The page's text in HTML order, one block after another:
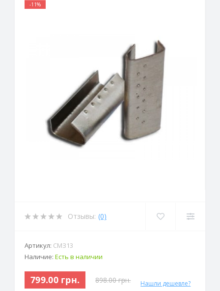
-11%
Отзывы: (0)
Артикул: СМЗ13
Наличие: Есть в наличии
799.00 грн. 898.00 грн. Нашли дешевле?